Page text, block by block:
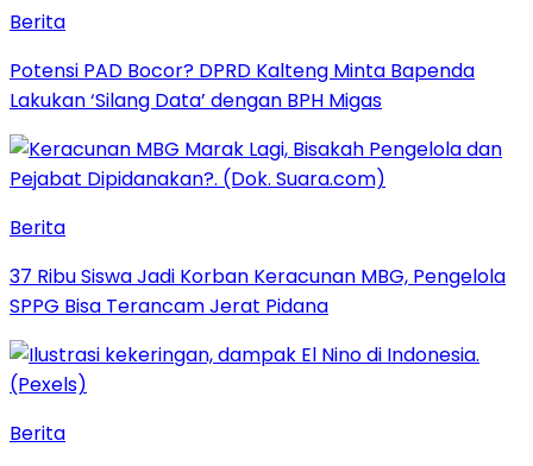
Berita
Potensi PAD Bocor? DPRD Kalteng Minta Bapenda
Lakukan ‘Silang Data’ dengan BPH Migas
Berita
37 Ribu Siswa Jadi Korban Keracunan MBG, Pengelola
SPPG Bisa Terancam Jerat Pidana
Berita